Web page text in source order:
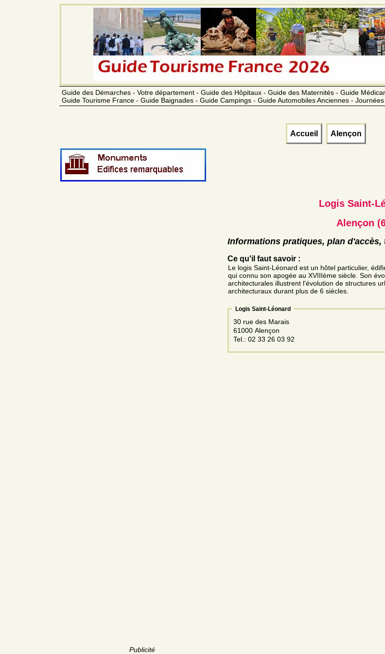
Guide des Démarches - Votre département - Guide des Hôpitaux - Guide des Maternités - Guide
Guide Tourisme France - Guide Baignades - Guide Campings - Guide Automobiles Anciennes -
Accueil Alençon
Publicité
Logis Saint-
Alençon
Informations pratiques, plan d'accès,
Ce qu'il faut savoir :
Le logis Saint-Léonard est un hôtel particulier,
qui connu son apogée au XVIIIème siècle. Son
architecturales illustrent l'évolution de structures
architecturaux durant plus de 6 siècles.
Logis Saint-Léonard
30 rue des Marais
61000 Alençon
Tel.: 02 33 26 03 92